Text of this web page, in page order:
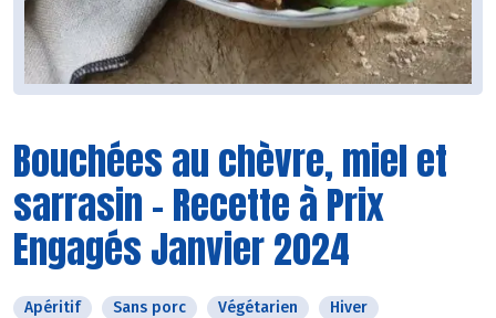
Bouchées au chèvre, miel et
sarrasin - Recette à Prix
Engagés Janvier 2024
Apéritif Sans porc Végétarien Hiver